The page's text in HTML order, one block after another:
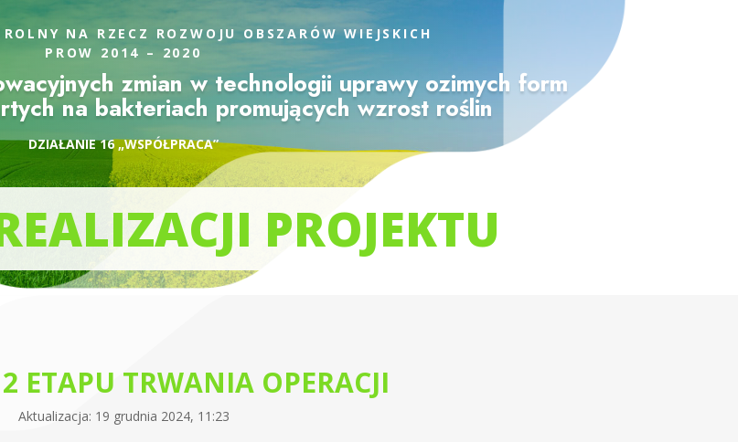
NA RZECZ ROZWOJU OBSZARÓW WIEJSKICH
PROW 2014 – 2020
zmian w technologii uprawy ozimych form
na bakteriach promujących wzrost roślin
DZIAŁANIE 16 „WSPÓŁPRACA”
PROJEKTU
ETAPU TRWANIA OPERACJI
Aktualizacja: 19 grudnia 2024, 11:23